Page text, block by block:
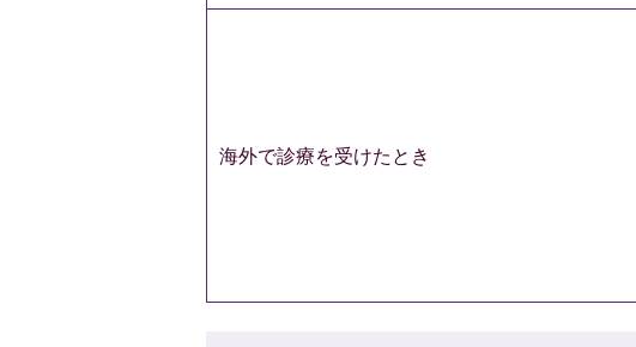
海外で診療を受けたとき